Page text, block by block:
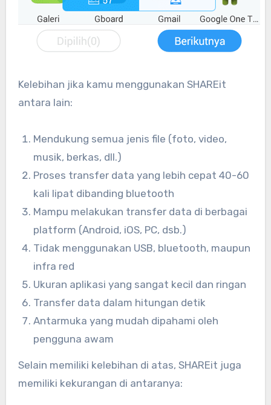
Kelebihan jika kamu menggunakan SHAREit
antara lain:
Mendukung semua jenis file (foto, video,
musik, berkas, dll.)
Proses transfer data yang lebih cepat 40-60
kali lipat dibanding bluetooth
Mampu melakukan transfer data di berbagai
platform (Android, iOS, PC, dsb.)
Tidak menggunakan USB, bluetooth, maupun
infra red
Ukuran aplikasi yang sangat kecil dan ringan
Transfer data dalam hitungan detik
Antarmuka yang mudah dipahami oleh
pengguna awam
Selain memiliki kelebihan di atas, SHAREit juga
memiliki kekurangan di antaranya: